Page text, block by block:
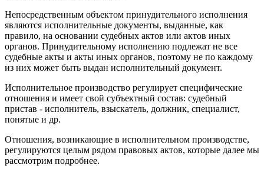
Непосредственным объектом принудительного исполнения
являются исполнительные документы, выданные, как
правило, на основании судебных актов или актов иных
органов. Принудительному исполнению подлежат не все
судебные акты и акты иных органов, поэтому не по каждому
из них может быть выдан исполнительный документ.
Исполнительное производство регулирует специфические
отношения и имеет свой субъектный состав: судебный
пристав - исполнитель, взыскатель, должник, специалист,
понятые и др.
Отношения, возникающие в исполнительном производстве,
регулируются целым рядом правовых актов, которые далее мы
рассмотрим подробнее.